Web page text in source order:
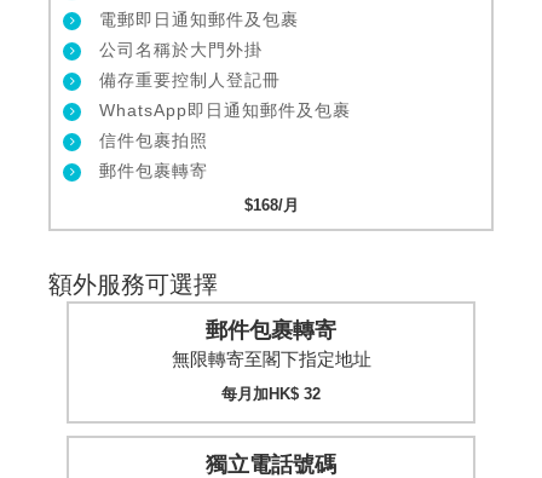
電郵即日通知郵件及包裹
公司名稱於大門外掛
備存重要控制人登記冊
WhatsApp即日通知郵件及包裹
信件包裹拍照
郵件包裹轉寄
$168/月
額外服務可選擇
郵件包裹轉寄
無限轉寄至閣下指定地址
每月加HK$ 32
獨立電話號碼